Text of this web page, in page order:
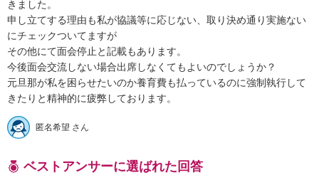
きました。
申し立てする理由も私が協議等に応じない、取り決め通り実施ない
にチェックついてますが
その他にて面会停止と記載もあります。
今後面会交流しない場合出席しなくてもよいのでしょうか？
元旦那が私を困らせたいのか養育費も払っているのに強制執行して
きたりと精神的に疲弊しております。
匿名希望 さん
ベストアンサーに選ばれた回答